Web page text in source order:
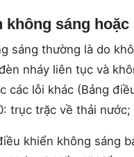
không sáng
sáng thường là do
nháy liên tục và
các lỗi khác (Bảng
trục trặc về thải nước;
khiển không sáng